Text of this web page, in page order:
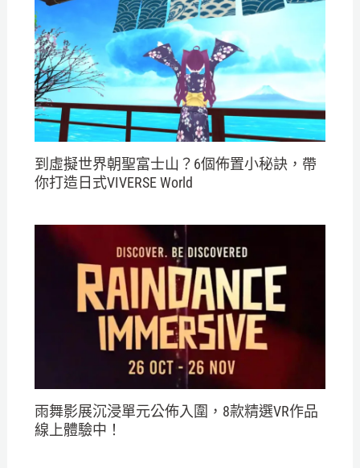
到虛擬世界朝聖富士山？6個佈置小秘訣，帶
你打造日式VIVERSE World
雨舞影展沉浸單元公佈入圍，8款精選VR作品
線上體驗中！